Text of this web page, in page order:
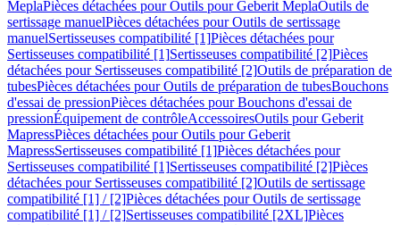
MeplaPièces détachées pour Outils pour Geberit MeplaOutils de
sertissage manuelPièces détachées pour Outils de sertissage
manuelSertisseuses compatibilité [1]Pièces détachées pour
Sertisseuses compatibilité [1]Sertisseuses compatibilité [2]Pièces
détachées pour Sertisseuses compatibilité [2]Outils de préparation de
tubesPièces détachées pour Outils de préparation de tubesBouchons
d'essai de pressionPièces détachées pour Bouchons d'essai de
pressionÉquipement de contrôleAccessoiresOutils pour Geberit
MapressPièces détachées pour Outils pour Geberit
MapressSertisseuses compatibilité [1]Pièces détachées pour
Sertisseuses compatibilité [1]Sertisseuses compatibilité [2]Pièces
détachées pour Sertisseuses compatibilité [2]Outils de sertissage
compatibilité [1] / [2]Pièces détachées pour Outils de sertissage
compatibilité [1] / [2]Sertisseuses compatibilité [2XL]Pièces